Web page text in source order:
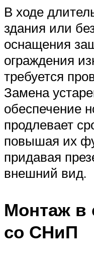
В ходе
здания или
оснащения
ограждения
требуется
Замена
обеспечение
продлевает
повышая их
придавая
внешний вид.
Монтаж в
со СНиП